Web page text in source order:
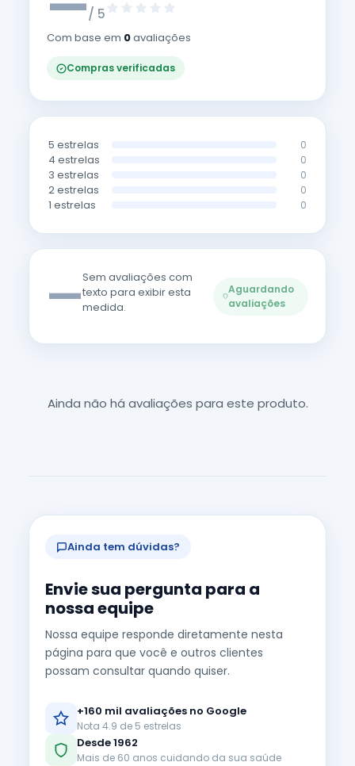
/ 5
Com base em 0avaliações
Compras verificadas
5 estrelas 0
4 estrelas 0
3 estrelas 0
2 estrelas 0
1 estrelas 0
—Sem avaliações com
texto para exibir esta
medida.
Aguardando
avaliações
Ainda não há avaliações para este produto.
Ainda tem dúvidas?
Envie sua pergunta para a
nossa equipe
Nossa equipe responde diretamente nesta
página para que você e outros clientes
possam consultar quando quiser.
+160 mil avaliações no Google
Nota 4.9 de 5 estrelas
Desde 1962
Mais de 60 anos cuidando da sua saúde